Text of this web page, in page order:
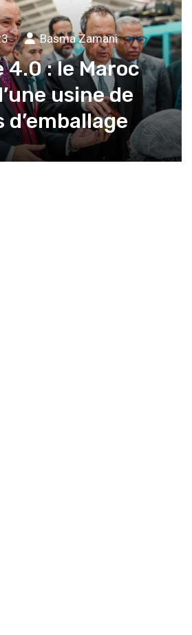
Basma Zamani
: le Maroc
usine de